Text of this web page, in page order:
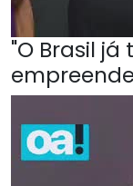
"O Brasil